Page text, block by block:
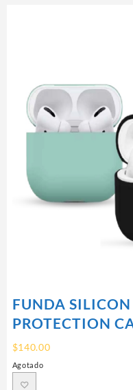
FUNDA
PROTECTION
$140.00
Agotado